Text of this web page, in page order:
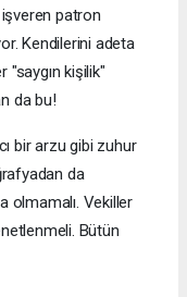
işveren patron
Kendilerini adeta
"saygın kişilik"
da bu!
bir arzu gibi zuhur
da
olmamalı. Vekiller
Bütün